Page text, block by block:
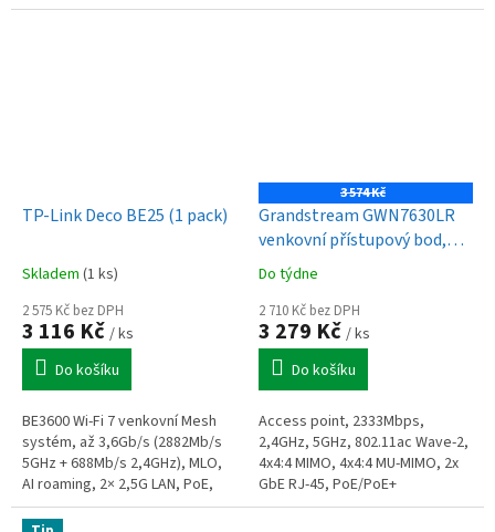
snadné nastavení Deco WPA3 a centrální správa Omada.
TP-Link Deco BE25 (1 pack)
Skladem (1 ks)
2 575 Kč bez DPH
3 116 Kč / ks
Do košíku
BE3600 Wi-Fi 7 venkovní Mesh
systém, až 3,6Gb/s (2882Mb/s
5GHz + 688Mb/s 2,4GHz), MLO,
AI roaming, 2× 2,5G LAN, PoE,
IP65, kombinovaný backhaul,
HomeShield, rodičovská
3 574 Kč
Grandstream GWN7630LR
venkovní přístupový bod,
Dual Band, 2x RJ45 Gbps,
IP66, 802.11 a/b/g/n/ac
(Wave-2)
Do týdne
2 710 Kč bez DPH
3 279 Kč / ks
Do košíku
Access point, 2333Mbps,
2,4GHz, 5GHz, 802.11ac Wave-2,
4x4:4 MIMO, 4x4:4 MU-MIMO, 2x
GbE RJ-45, PoE/PoE+
(802.3af/at), venkovní, IP66, bílý